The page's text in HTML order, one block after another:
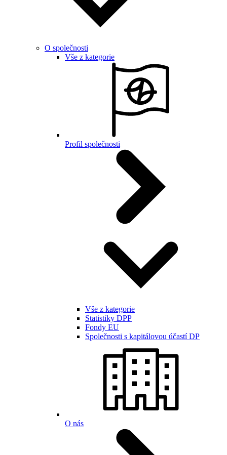
O společnosti
Vše z kategorie
Profil společnosti
Vše z kategorie
Statistiky DPP
Fondy EU
Společnosti s kapitálovou účastí DP
O nás